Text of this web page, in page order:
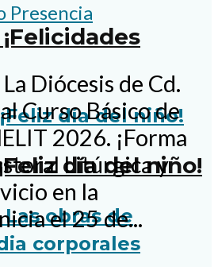
día del niño!
Presencia
Diócesis de Cd.
Curso Básico de
2026. ¡Forma
Litúrgica y
en la
el 25 de...